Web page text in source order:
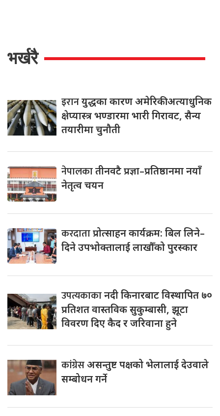
भर्खरै
इरानयुद्धका कारण अमेरिकी अत्याधुनिक
क्षेप्यास्त्र भण्डारमा भारी गिरावट, सैन्य
तयारीमा चुनौती
नेपालकातीनवटै प्रज्ञा–प्रतिष्ठानमा नयाँ
नेतृत्व चयन
करदाताप्रोत्साहन कार्यक्रम: बिल लिने–
दिने उपभोक्तालाई लाखौँको पुरस्कार
उपत्यकाकानदी किनारबाट विस्थापित ७०
प्रतिशत वास्तविक सुकुम्बासी, झूटा
विवरण दिए कैद र जरिवाना हुने
कांग्रेसअसन्तुष्ट पक्षको भेलालाई देउवाले
सम्बोधन गर्ने